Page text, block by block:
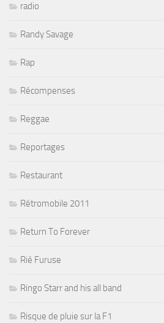
radio
Randy Savage
Rap
Récompenses
Reggae
Reportages
Restaurant
Rétromobile 2011
Return To Forever
Rié Furuse
Ringo Starr and his all band
Risque de pluie sur la F1